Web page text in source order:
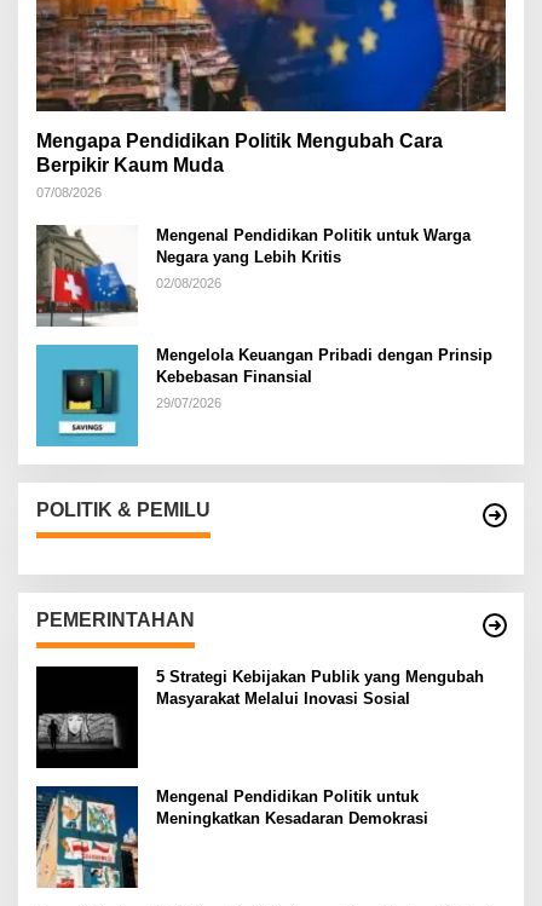
Mengapa Pendidikan Politik Mengubah Cara
Berpikir Kaum Muda
07/08/2026
Mengenal Pendidikan Politik untuk Warga
Negara yang Lebih Kritis
02/08/2026
Mengelola Keuangan Pribadi dengan Prinsip
Kebebasan Finansial
29/07/2026
POLITIK & PEMILU
PEMERINTAHAN
5 Strategi Kebijakan Publik yang Mengubah
Masyarakat Melalui Inovasi Sosial
Mengenal Pendidikan Politik untuk
Meningkatkan Kesadaran Demokrasi